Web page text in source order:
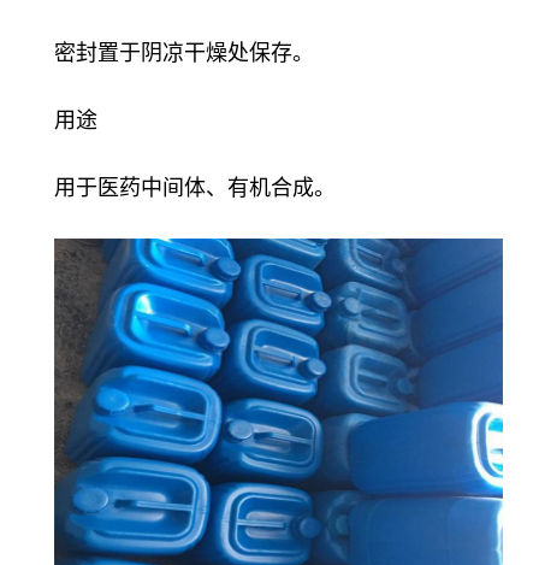
密封置于阴凉干燥处保存。
用途
用于医药中间体、有机合成。